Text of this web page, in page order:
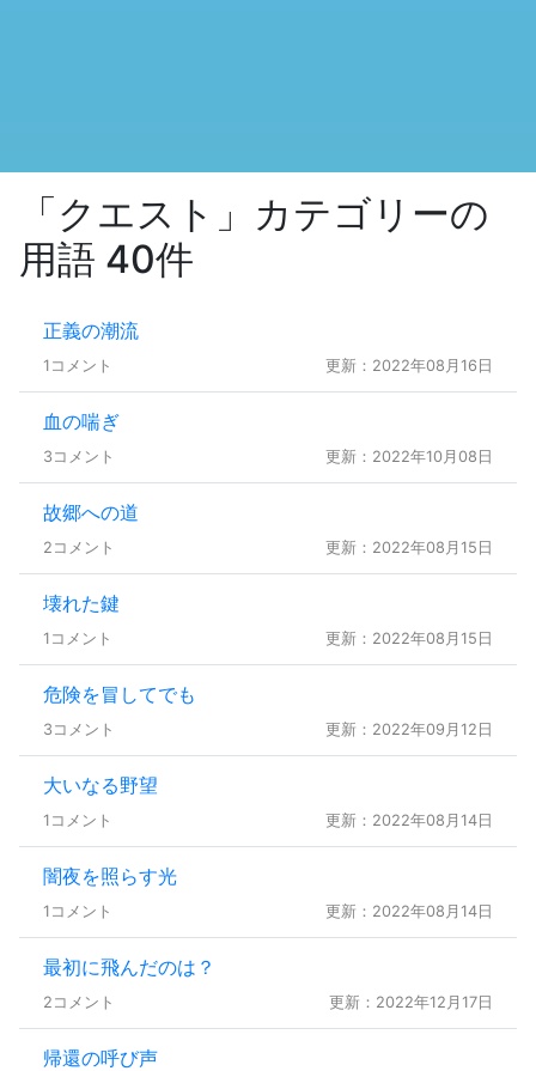
「クエスト」カテゴリーの
用語 40件
正義の潮流
1コメント 更新：2022年08月16日
血の喘ぎ
3コメント 更新：2022年10月08日
故郷への道
2コメント 更新：2022年08月15日
壊れた鍵
1コメント 更新：2022年08月15日
危険を冒してでも
3コメント 更新：2022年09月12日
大いなる野望
1コメント 更新：2022年08月14日
闇夜を照らす光
1コメント 更新：2022年08月14日
最初に飛んだのは？
2コメント 更新：2022年12月17日
帰還の呼び声